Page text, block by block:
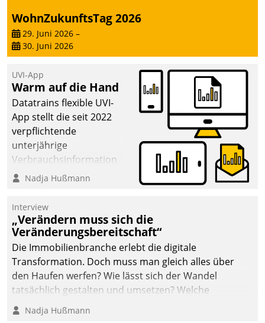
WohnZukunftsTag 2026
29. Juni 2026 –
30. Juni 2026
UVI-App
Warm auf die Hand
Datatrains flexible UVI-
App stellt die seit 2022
verpflichtende
unterjährige
Verbrauchsinformation
schnell, zuverlässig und
Die monatlichen
Mitteilungen zum
Heizungs- und
Wasserverbrauch gehen
automatisiert, vollständig
und auf Wunsch über
mehrere zuvor
Kommunikationswege bei
Nadja Hußmann
Interview
„Verändern muss sich die
Veränderungsbereitschaft“
Die Immobilienbranche erlebt die digitale
Transformation. Doch muss man gleich alles über
den Haufen werfen? Wie lässt sich der Wandel
tatsächlich gestalten und umsetzen? Welche
Argumente zählen wirklich?
Nadja Hußmann